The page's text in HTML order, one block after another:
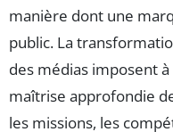
manière dont une
public. La
des médias imposent
maîtrise approfondie
les missions, les